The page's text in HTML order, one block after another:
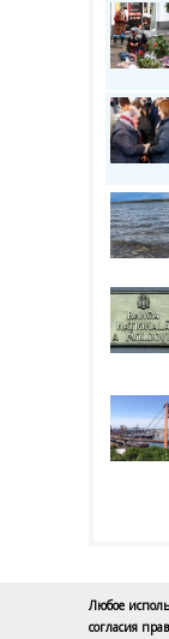
Любое
согласия